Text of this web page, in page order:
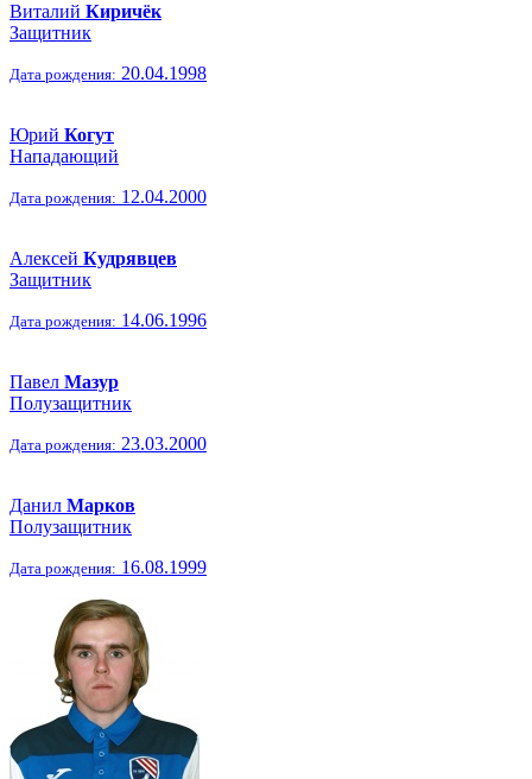
Виталий Киричёк
Защитник
Дата рождения: 20.04.1998
Юрий Когут
Нападающий
Дата рождения: 12.04.2000
Алексей Кудрявцев
Защитник
Дата рождения: 14.06.1996
Павел Мазур
Полузащитник
Дата рождения: 23.03.2000
Данил Марков
Полузащитник
Дата рождения: 16.08.1999